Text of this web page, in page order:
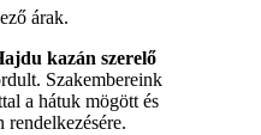
árak.
kazán szerelő
Szakembereink
a hátuk mögött és